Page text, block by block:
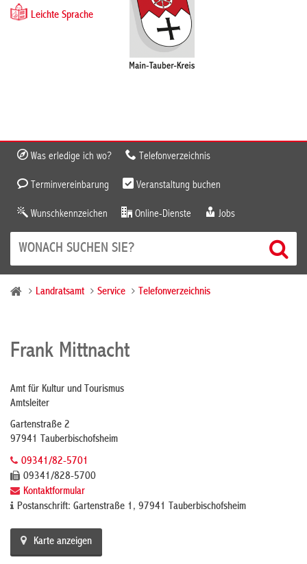
Leichte Sprache
Was erledige ich wo? Telefonverzeichnis
Terminvereinbarung Veranstaltung buchen
Wunschkennzeichen Online-Dienste Jobs
Landratsamt Service Telefonverzeichnis
Frank Mittnacht
Amt für Kultur und Tourismus
Amtsleiter
Gartenstraße 2
97941 Tauberbischofsheim
09341/82-5701
09341/828-5700
Kontaktformular
Postanschrift: Gartenstraße 1, 97941 Tauberbischofsheim
Karte anzeigen